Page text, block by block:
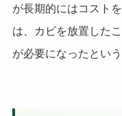
が長期的にはコスト
は、カビを放置した
が必要になったとい